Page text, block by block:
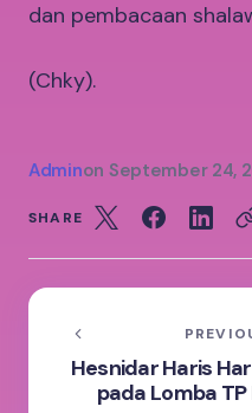
dan pembacaan
(Chky).
Adminon September 24,
SHARE
Hesnidar Haris
pada Lomba